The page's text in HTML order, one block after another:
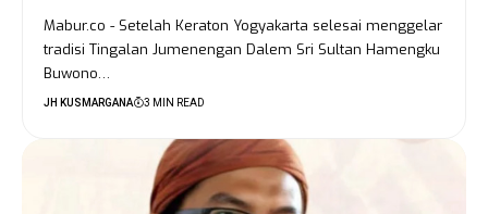
Mabur.co - Setelah Keraton Yogyakarta selesai menggelar
tradisi Tingalan Jumenengan Dalem Sri Sultan Hamengku
Buwono…
JH KUSMARGANA 3 MIN READ